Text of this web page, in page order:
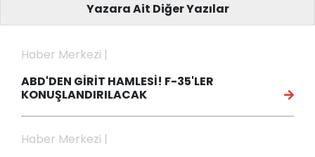
Yazara Ait Diğer Yazılar
Haber Merkezi |
ABD'DEN GİRİT HAMLESİ! F-35'LER
KONUŞLANDIRILACAK
Haber Merkezi |